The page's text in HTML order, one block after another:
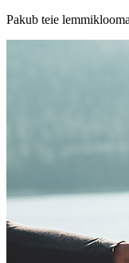
Pakub teie